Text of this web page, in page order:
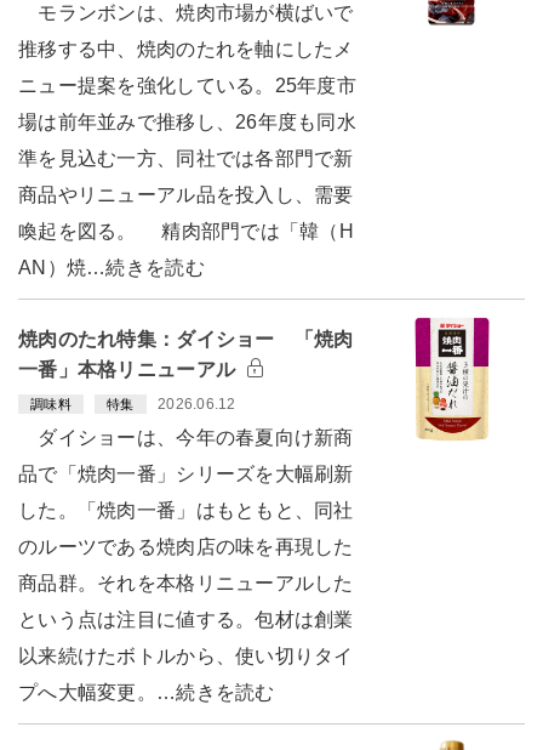
モランボンは、焼肉市場が横ばいで
推移する中、焼肉のたれを軸にしたメ
ニュー提案を強化している。25年度市
場は前年並みで推移し、26年度も同水
準を見込む一方、同社では各部門で新
商品やリニューアル品を投入し、需要
喚起を図る。 精肉部門では「韓（H
AN）焼…続きを読む
焼肉のたれ特集：ダイショー 「焼肉
一番」本格リニューアル
調味料 特集 2026.06.12
ダイショーは、今年の春夏向け新商
品で「焼肉一番」シリーズを大幅刷新
した。「焼肉一番」はもともと、同社
のルーツである焼肉店の味を再現した
商品群。それを本格リニューアルした
という点は注目に値する。包材は創業
以来続けたボトルから、使い切りタイ
プへ大幅変更。…続きを読む